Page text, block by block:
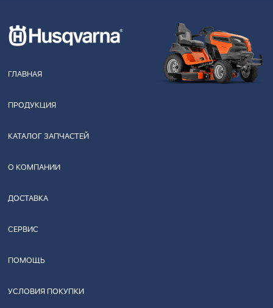
ГЛАВНАЯ
ПРОДУКЦИЯ
КАТАЛОГ ЗАПЧАСТЕЙ
О КОМПАНИИ
ДОСТАВКА
СЕРВИС
ПОМОЩЬ
УСЛОВИЯ ПОКУПКИ